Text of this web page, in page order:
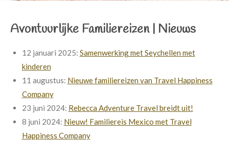
Avontuurlijke Familiereizen | Nieuws
12 januari 2025: Samenwerking met Seychellen met
kinderen
11 augustus: Nieuwe familiereizen van Travel Happiness
Company
23 juni 2024: Rebecca Adventure Travel breidt uit!
8 juni 2024: Nieuw! Familiereis Mexico met Travel
Happiness Company